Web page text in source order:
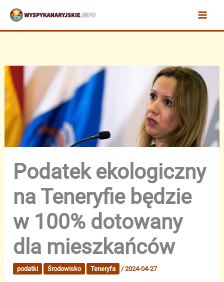
Przejdź
treści
Podatek ekologiczny
na Teneryfie będzie
w 100% dotowany
dla mieszkańców
podatki Środowisko Teneryfa /2024-04-27